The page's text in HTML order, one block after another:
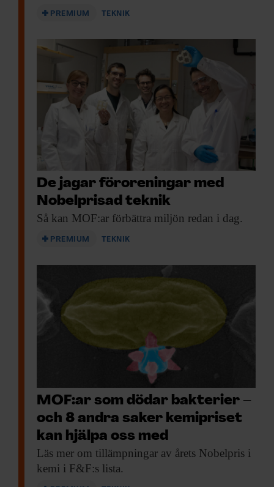
PREMIUM TEKNIK
De jagar föroreningar med
Nobelprisad teknik
Så kan MOF:ar förbättra miljön redan i dag.
PREMIUM TEKNIK
MOF:ar som dödar bakterier –
och 8 andra saker kemipriset
kan hjälpa oss med
Läs mer om tillämpningar av årets Nobelpris i
kemi i F&F:s lista.